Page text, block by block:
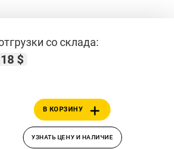
со склада:
$
В КОРЗИНУ
УЗНАТЬ ЦЕНУ И НАЛИЧИЕ